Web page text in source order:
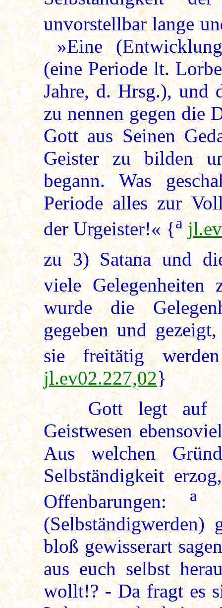
unvorstellbar lange
»Eine
(eine Periode lt.
Jahre, d. Hrsg.), und
zu nennen gegen die
Gott aus Seinen
Geister zu bilden
begann. Was
Periode alles zur
der Urgeister!« {a
zu3) Satana und
viele
wurde die
gegeben und
sie freitätig
jl.ev02.227,02}
Gott legt auf die
Geistwesen
Aus welchen
Selbständigkeit
Offenbarungen:a
(Selbständigwerden)
bloß gewisserart
aus euch selbst
wollt!? - Da fragt es